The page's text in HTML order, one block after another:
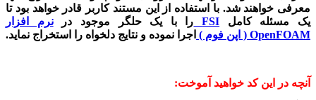
معرفی خواهند شد. با استفاده از این مستند کاربر قادر خواهد بود تا
یک مسئله کامل FSI را با یک حلگر موجود درنرم افزار
OpenFOAM ( اپن فوم )
اجرا نموده و نتایج دلخواه را استخراج نماید.
آنچه در این کد خواهید آموخت: